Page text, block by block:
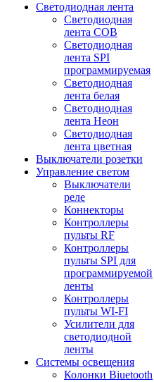
Светодиодная лента
Светодиодная
лента COB
Светодиодная
лента SPI
программируемая
Светодиодная
лента белая
Светодиодная
лента Неон
Светодиодная
лента цветная
Выключатели розетки
Управление светом
Выключатели
реле
Коннекторы
Контроллеры
пульты RF
Контроллеры
пульты SPI для
программируемой
ленты
Контроллеры
пульты WI-FI
Усилители для
светодиодной
ленты
Системы освещения
Колонки Biuetooth